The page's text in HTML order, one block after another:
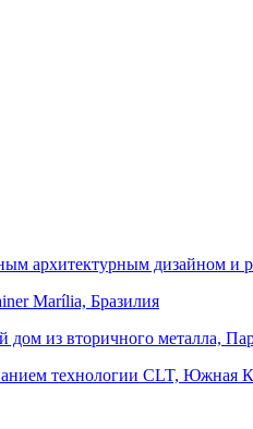
архитектурным дизайном и
Marília, Бразилия
из вторичного металла,
технологии CLT, Южная